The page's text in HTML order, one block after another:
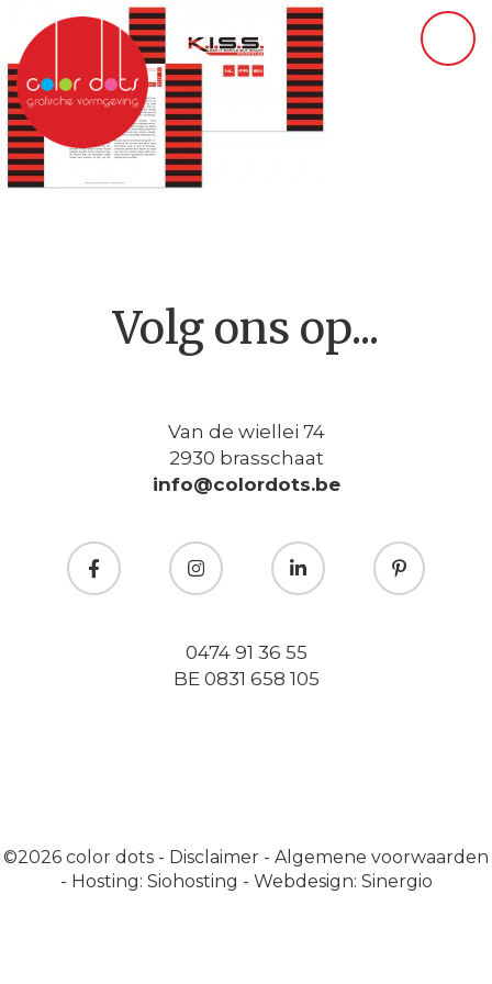
Volg ons op...
Van de wiellei 74
2930 brasschaat
info@colordots.be
0474 91 36 55
BE 0831 658 105
©2026 color dots - Disclaimer - Algemene voorwaarden
- Hosting: Siohosting - Webdesign: Sinergio